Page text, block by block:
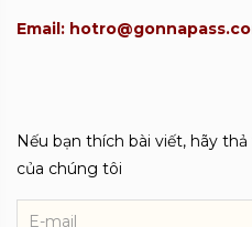
Email:
Nếu bạn thích bài viết, hãy
của chúng tôi